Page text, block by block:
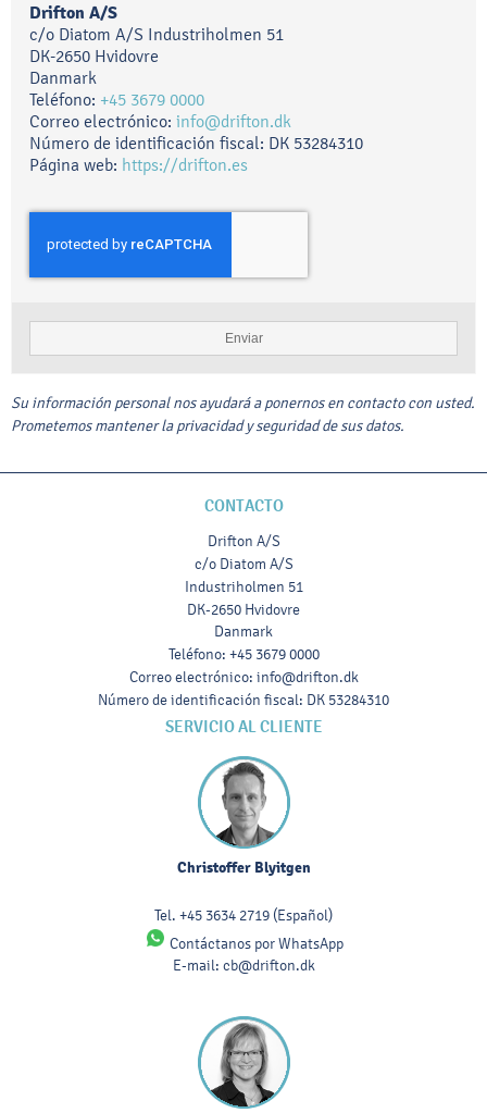
Drifton A/S
c/o Diatom A/S Industriholmen 51
DK-2650 Hvidovre
Danmark
Teléfono: +45 3679 0000
Correo electrónico: info@drifton.dk
Número de identificación fiscal: DK 53284310
Página web: https://drifton.es
Enviar
Su información personal nos ayudará a ponernos en contacto con usted.
Prometemos mantener la privacidad y seguridad de sus datos.
CONTACTO
Drifton A/S
c/o Diatom A/S
Industriholmen 51
DK-2650 Hvidovre
Danmark
Teléfono: +45 3679 0000
Correo electrónico: info@drifton.dk
Número de identificación fiscal: DK 53284310
SERVICIO AL CLIENTE
Christoffer Blyitgen
Tel. +45 3634 2719 (Español)
Contáctanos por WhatsApp
E-mail: cb@drifton.dk